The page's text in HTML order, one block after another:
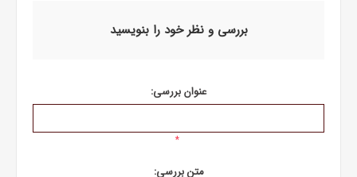
بررسی و نظر خود را بنویسید
عنوان بررسی:
*
متن بررسی: